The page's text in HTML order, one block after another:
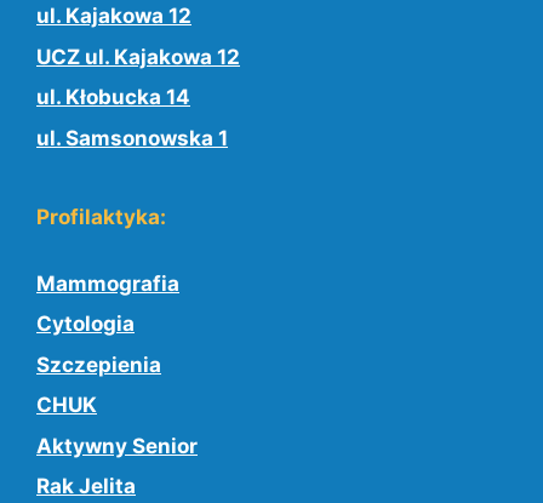
ul. Kajakowa 12
UCZ ul. Kajakowa 12
ul. Kłobucka 14
ul. Samsonowska 1
Profilaktyka:
Mammografia
Cytologia
Szczepienia
CHUK
Aktywny Senior
Rak Jelita